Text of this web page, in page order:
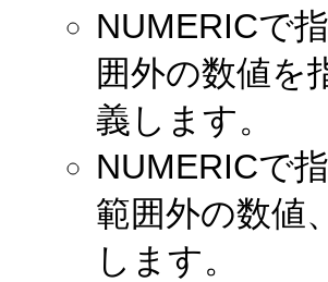
NUMERICで
囲外の数値を
義します。
NUMERICで
範囲外の数値
します。